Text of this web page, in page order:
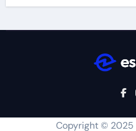
Copyright © 2025